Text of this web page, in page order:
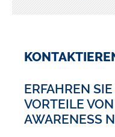
ERFAHREN
VORTEILE
AWARENESS